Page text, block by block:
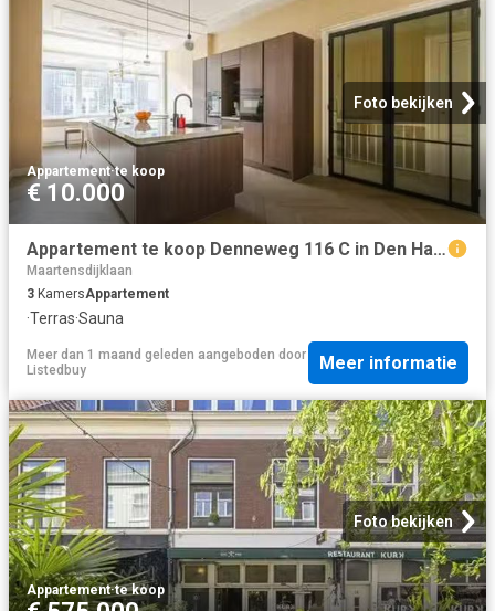
Foto bekijken
Appartement·te koop
€ 10.000
Appartement te koop Denneweg 116 C in Den Haag voor € 895.000
Maartensdijklaan
3 KamersAppartement
·Terras·Sauna
Meer dan 1 maand geleden aangeboden door
Listedbuy
Meer informatie
Foto bekijken
Appartement·te koop